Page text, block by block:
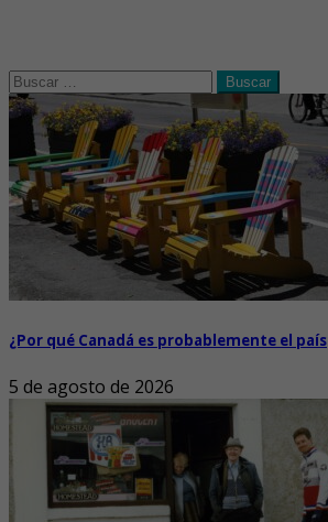
Buscar:
¿Por qué Canadá es probablemente el país
5 de agosto de 2026